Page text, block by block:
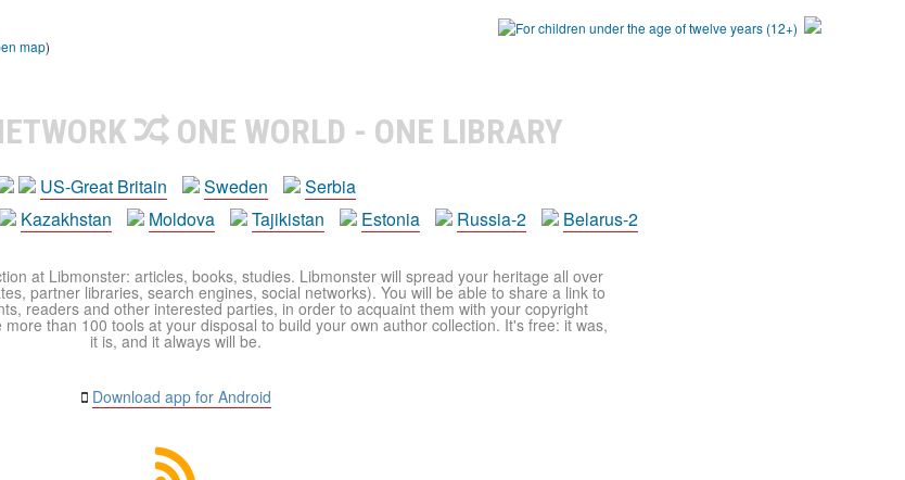
map)
ONE WORLD - ONE LIBRARY
US-Great Britain Sweden
Serbia
Kazakhstan Moldova Tajikistan Estonia Russia-2 Belarus-2
at Libmonster: articles, books, studies. Libmonster will spread your heritage all over
partner libraries, search engines, social networks). You will be able to share a link to
readers and other interested parties, in order to acquaint them with your copyright
than 100 tools at your disposal to build your own author collection. It's free: it was,
it is, and it always will be.
Download app for Android